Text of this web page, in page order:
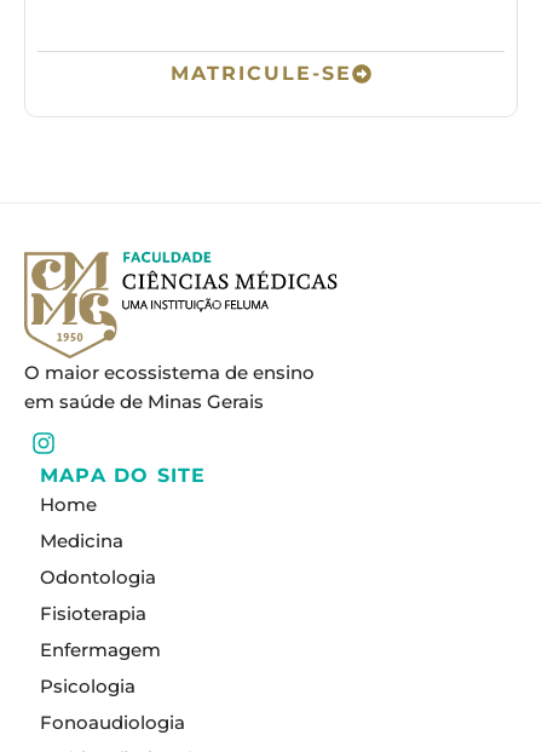
MATRICULE-SE
O maior ecossistema de ensino
em saúde de Minas Gerais
I
n
s
t
a
g
r
a
m
MAPA DO SITE
Home
Medicina
Odontologia
Fisioterapia
Enfermagem
Psicologia
Fonoaudiologia